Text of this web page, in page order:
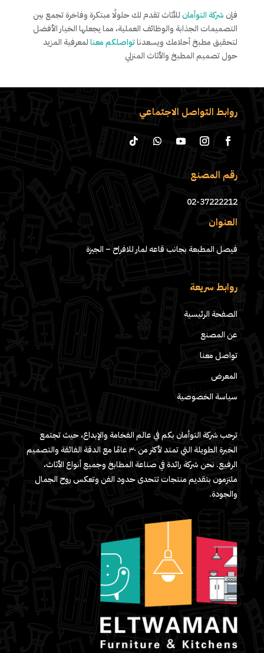
فإن شركة التوأمانللأثاث تقدم لك حلولًا مبتكرة وفاخرة تجمع بين
التصميمات الجذابة والوظائف العملية، مما يجعلها الخيار الأفضل
لتحقيق مطبخ أحلامك ويسعدناتواصلكم معنالمعرفية المزيد
حول تصميم المطبخ والأثاث المنزلي
روابط التواصل الاجتماعي
رقم المصنع
02-37222212
العنوان
فيصل المطبعة بجانب قاعه لمار للافراح – الجيزة
روابط سريعة
الصفحة الرئيسية
عن المصنع
تواصل معنا
المعرض
سياسة الخصوصية
ترحب شركة التوأمان بكم في عالم الفخامة والإبداع، حيث تجتمع
الخبرة الطويلة التي تمتد لأكثر من ٣٠ عامًا مع الدقة الفائقة والتصميم
الرفيع. نحن شركة رائدة في صناعة المطابخ وجميع أنواع الأثاث،
ملتزمون بتقديم منتجات تتحدى حدود الفن وتعكس روح الجمال
والجودة.